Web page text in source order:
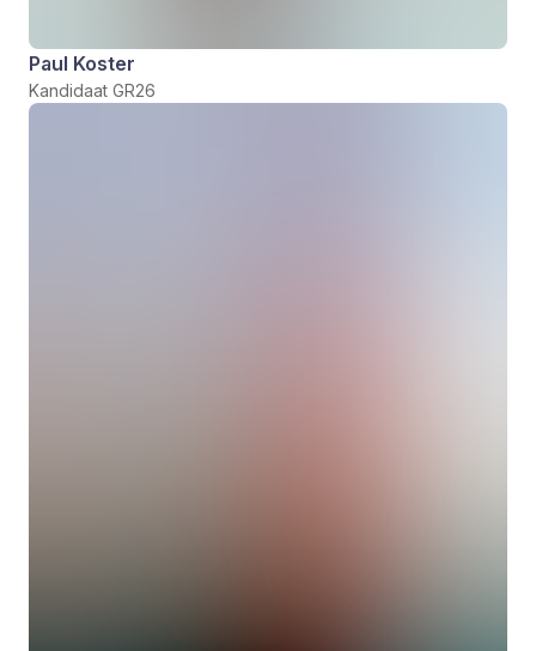
Paul Koster
Kandidaat GR26